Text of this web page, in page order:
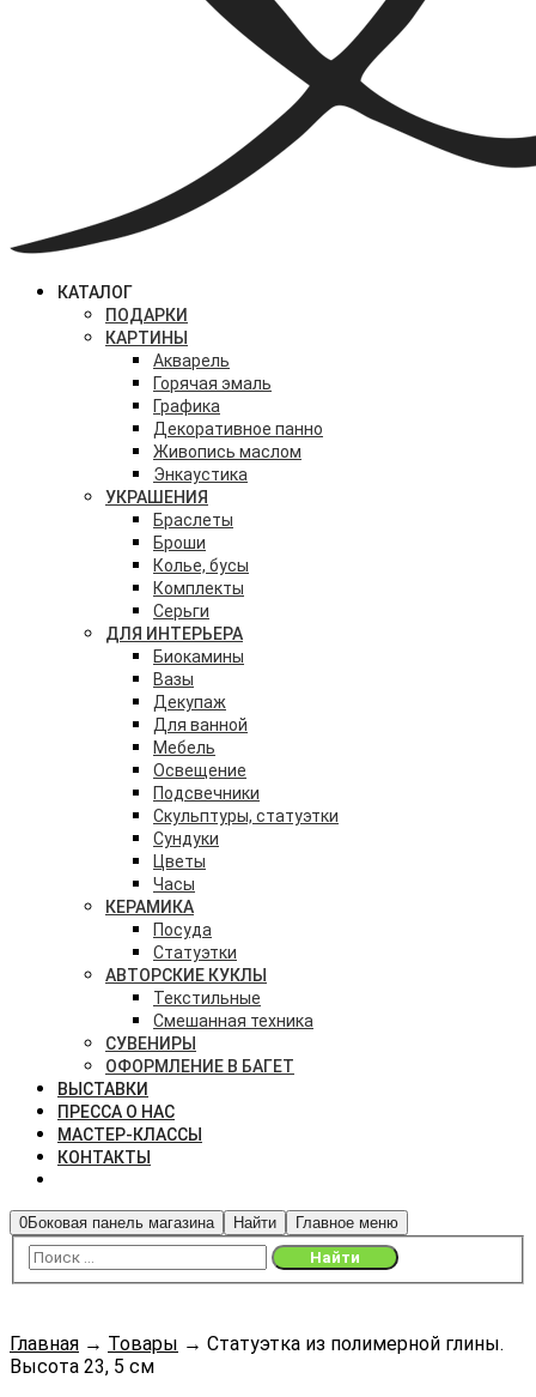
КАТАЛОГ
ПОДАРКИ
КАРТИНЫ
Акварель
Горячая эмаль
Графика
Декоративное панно
Живопись маслом
Энкаустика
УКРАШЕНИЯ
Браслеты
Броши
Колье, бусы
Комплекты
Серьги
ДЛЯ ИНТЕРЬЕРА
Биокамины
Вазы
Декупаж
Для ванной
Мебель
Освещение
Подсвечники
Скульптуры, статуэтки
Сундуки
Цветы
Часы
КЕРАМИКА
Посуда
Статуэтки
АВТОРСКИЕ КУКЛЫ
Текстильные
Смешанная техника
СУВЕНИРЫ
ОФОРМЛЕНИЕ В БАГЕТ
ВЫСТАВКИ
ПРЕССА О НАС
МАСТЕР-КЛАССЫ
КОНТАКТЫ
0Боковая панель магазина Найти Главное меню
Главная → Товары → Статуэтка из полимерной глины.
Высота 23, 5 см